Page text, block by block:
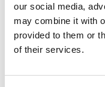
our social media,
may combine it with
provided to them or
of their services.
76,37 SEK